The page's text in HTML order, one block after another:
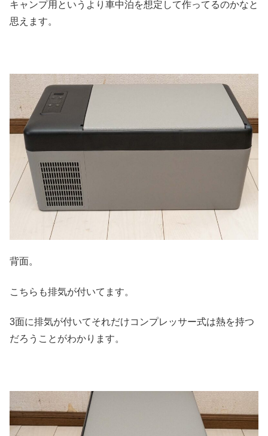
キャンプ用というより車中泊を想定して作ってるのかなと
思えます。
背面。
こちらも排気が付いてます。
3面に排気が付いてそれだけコンプレッサー式は熱を持つ
だろうことがわかります。